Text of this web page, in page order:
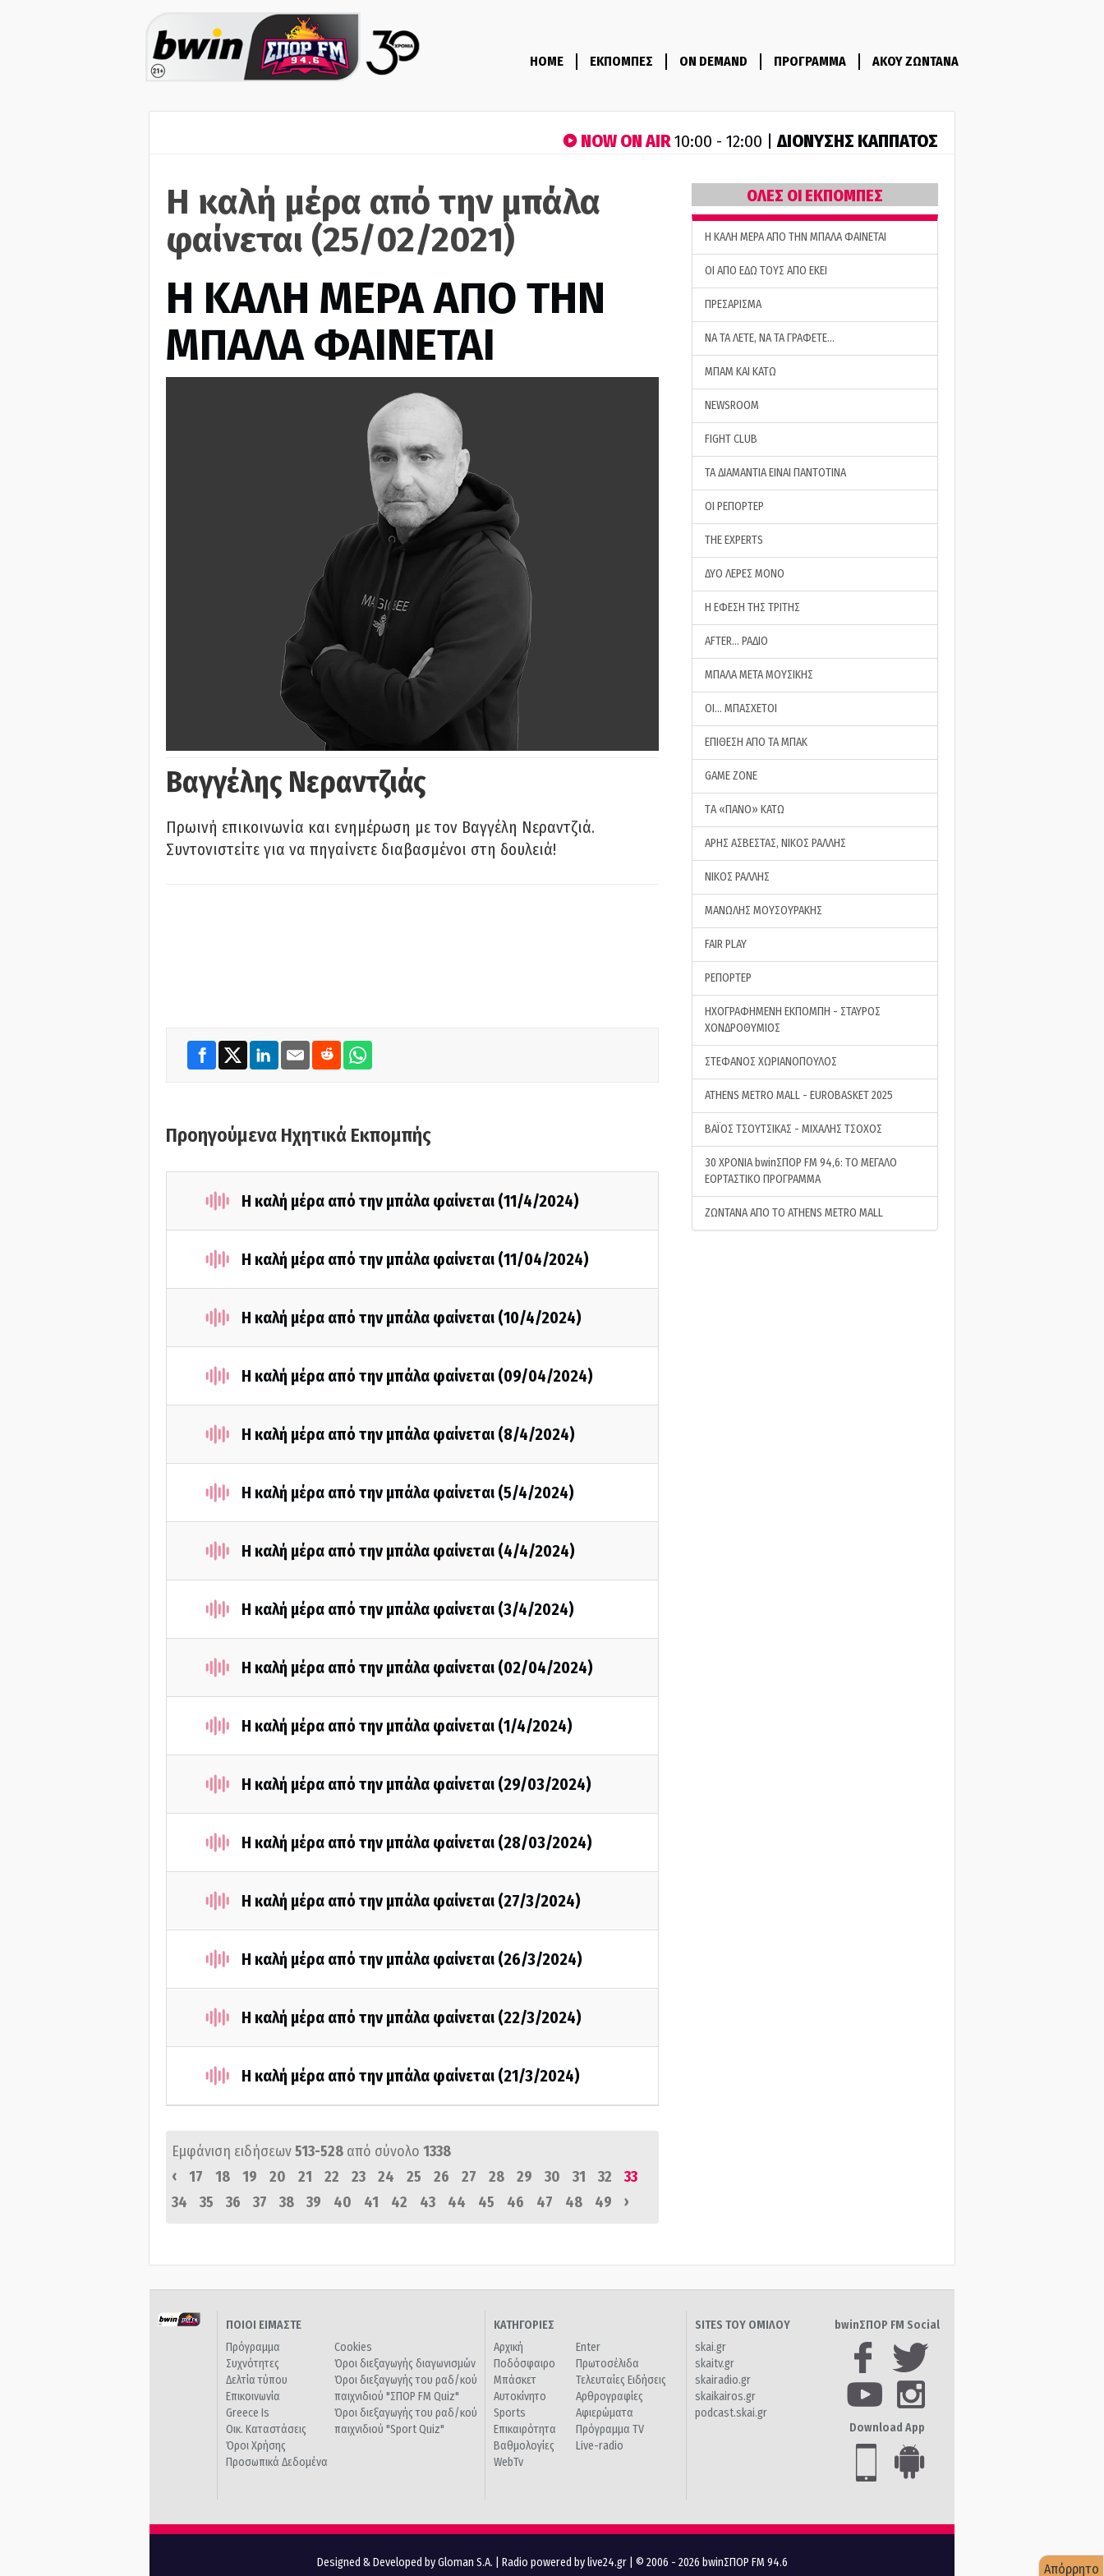
HOME ΕΚΠΟΜΠΕΣ ON DEMAND ΠΡΟΓΡΑΜΜΑ ΑΚΟΥ ΖΩΝΤΑΝΑ
NOW ON AIR10:00 - 12:00 |ΔΙΟΝΥΣΗΣ ΚΑΠΠΑΤΟΣ
Η καλή μέρα από την μπάλα
φαίνεται (25/02/2021)
H ΚΑΛΗ ΜΕΡΑ ΑΠΟ ΤΗΝ
ΜΠΑΛΑ ΦΑΙΝΕΤΑΙ
Βαγγέλης Νεραντζιάς
Πρωινή επικοινωνία και ενημέρωση με τον Βαγγέλη Νεραντζιά.
Συντονιστείτε για να πηγαίνετε διαβασμένοι στη δουλειά!
Προηγούμενα Ηχητικά Εκπομπής
Η καλή μέρα από την μπάλα φαίνεται (11/4/2024)
Η καλή μέρα από την μπάλα φαίνεται (11/04/2024)
Η καλή μέρα από την μπάλα φαίνεται (10/4/2024)
Η καλή μέρα από την μπάλα φαίνεται (09/04/2024)
Η καλή μέρα από την μπάλα φαίνεται (8/4/2024)
Η καλή μέρα από την μπάλα φαίνεται (5/4/2024)
Η καλή μέρα από την μπάλα φαίνεται (4/4/2024)
Η καλή μέρα από την μπάλα φαίνεται (3/4/2024)
Η καλή μέρα από την μπάλα φαίνεται (02/04/2024)
Η καλή μέρα από την μπάλα φαίνεται (1/4/2024)
Η καλή μέρα από την μπάλα φαίνεται (29/03/2024)
Η καλή μέρα από την μπάλα φαίνεται (28/03/2024)
Η καλή μέρα από την μπάλα φαίνεται (27/3/2024)
Η καλή μέρα από την μπάλα φαίνεται (26/3/2024)
Η καλή μέρα από την μπάλα φαίνεται (22/3/2024)
Η καλή μέρα από την μπάλα φαίνεται (21/3/2024)
Εμφάνιση ειδήσεων513-528 από σύνολο 1338
‹
17 18 19 20 21 22 23 24 25 26 27 28 29 30 31 32
33
34
35 36 37 38 39 40 41 42 43 44 45 46 47 48 49 ›
ΟΛΕΣ ΟΙ ΕΚΠΟΜΠΕΣ
H ΚΑΛΗ ΜΕΡΑ ΑΠΟ ΤΗΝ ΜΠΑΛΑ ΦΑΙΝΕΤΑΙ
ΟΙ ΑΠΟ ΕΔΩ ΤΟΥΣ ΑΠΟ ΕΚΕΙ
ΠΡΕΣΑΡΙΣΜΑ
ΝΑ ΤΑ ΛΕΤΕ, ΝΑ ΤΑ ΓΡΑΦΕΤΕ…
ΜΠΑΜ ΚΑΙ ΚΑΤΩ
NEWSROOM
FIGHT CLUB
ΤΑ ΔΙΑΜΑΝΤΙΑ ΕΙΝΑΙ ΠΑΝΤΟΤΙΝΑ
ΟΙ ΡΕΠΟΡΤΕΡ
THE EXPERTS
ΔΥΟ ΛΕΡΕΣ ΜΟΝΟ
Η ΕΦΕΣΗ ΤΗΣ ΤΡΙΤΗΣ
AFTER… ΡΑΔΙΟ
ΜΠΑΛΑ ΜΕΤΑ ΜΟΥΣΙΚΗΣ
ΟΙ… ΜΠΑΣΧΕΤΟΙ
ΕΠΙΘΕΣΗ ΑΠΟ ΤΑ ΜΠΑΚ
GAME ZONE
ΤA «ΠΑΝΟ» ΚΑΤΩ
ΑΡΗΣ ΑΣΒΕΣΤΑΣ, ΝΙΚΟΣ ΡΑΛΛΗΣ
ΝΙΚΟΣ ΡΑΛΛΗΣ
ΜΑΝΩΛΗΣ ΜΟΥΣΟΥΡΑΚΗΣ
FAIR PLAY
ΡΕΠΟΡΤΕΡ
ΗΧΟΓΡΑΦΗΜΕΝΗ ΕΚΠΟΜΠΗ - ΣΤΑΥΡΟΣ
ΧΟΝΔΡΟΘΥΜΙΟΣ
ΣΤΕΦΑΝΟΣ ΧΩΡΙΑΝΟΠΟΥΛΟΣ
ATHENS METRO MALL - EUROBASKET 2025
ΒΑΪΟΣ ΤΣΟΥΤΣΙΚΑΣ - ΜΙΧΑΛΗΣ ΤΣΟΧΟΣ
30 ΧΡΟΝΙΑ bwinΣΠΟΡ FM 94,6: ΤΟ ΜΕΓΑΛΟ
ΕΟΡΤΑΣΤΙΚΟ ΠΡΟΓΡΑΜΜΑ
ΖΩΝΤΑΝΑ ΑΠΟ ΤΟ ATHENS METRO MALL
ΠΟΙΟΙ ΕΙΜΑΣΤΕ
Πρόγραμμα
Συχνότητες
Δελτία τύπου
Επικοινωνία
Greece Is
Οικ. Καταστάσεις
Όροι Χρήσης
Προσωπικά Δεδομένα
Cookies
Όροι διεξαγωγής διαγωνισμών
Όροι διεξαγωγής του ραδ/κού
παιχνιδιού "ΣΠΟΡ FM Quiz"
Όροι διεξαγωγής του ραδ/κού
παιχνιδιού "Sport Quiz"
ΚΑΤΗΓΟΡΙΕΣ
Αρχική
Ποδόσφαιρο
Μπάσκετ
Αυτοκίνητο
Sports
Επικαιρότητα
Βαθμολογίες
WebTv
Enter
Πρωτοσέλιδα
Τελευταίες Ειδήσεις
Αρθρογραφίες
Αφιερώματα
Πρόγραμμα TV
Live-radio
SITES ΤΟΥ ΟΜΙΛΟΥ
skai.gr
skaitv.gr
skairadio.gr
skaikairos.gr
podcast.skai.gr
bwinΣΠΟΡ FM Social
Download App
Designed & Developed by Gloman S.A. Radio powered by live24.gr | © 2006 - 2026 bwinΣΠΟΡ FM 94.6 Απόρρητο